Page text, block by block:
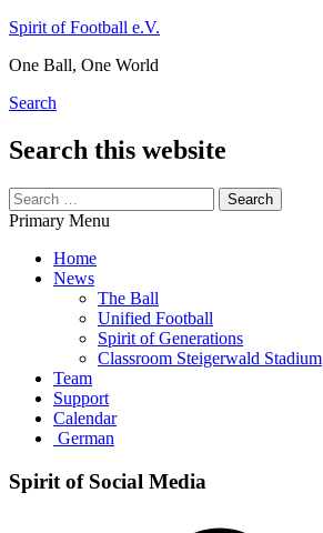
Skip
content
Spirit of Football e.V.
One Ball, One World
Search
Search this website
Search
for:
Primary Menu
Home
News
The Ball
Unified Football
Spirit of Generations
Classroom Steigerwald Stadium
Team
Support
Calendar
German
Spirit of Social Media